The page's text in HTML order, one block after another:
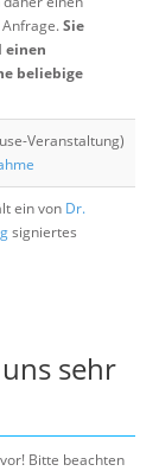
Sie
einen
beliebige
Veranstaltung)
ein von Dr.
signiertes
sehr
Bitte beachten